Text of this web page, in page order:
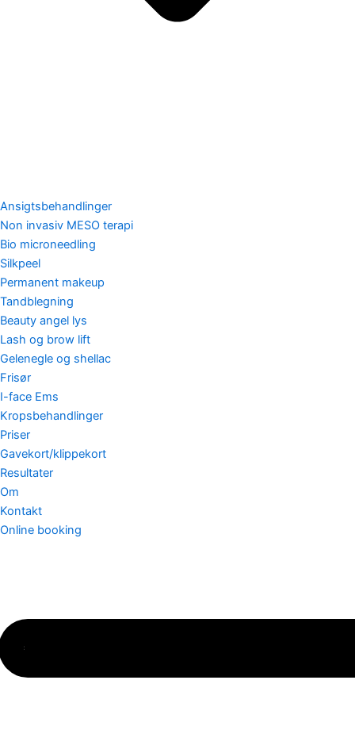
Ansigtsbehandlinger
Non invasiv MESO terapi
Bio microneedling
Silkpeel
Permanent makeup
Tandblegning
Beauty angel lys
Lash og brow lift
Gelenegle og shellac
Frisør
I-face Ems
Kropsbehandlinger
Priser
Gavekort/klippekort
Resultater
Om
Kontakt
Online booking